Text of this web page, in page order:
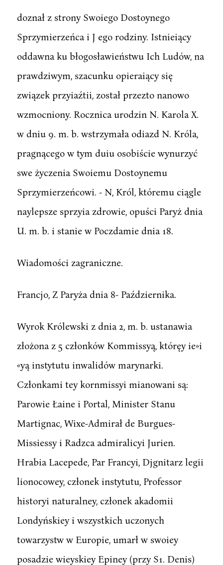
doznał z strony Swoiego Dostoynego
Sprzymierzeńca i J ego rodziny. Istnieiący
oddawna ku błogosławieństwu Ich Ludów, na
prawdziwym, szacunku opieraiący się
związek przyiaźtii, został przezto nanowo
wzmocniony. Rocznica urodzin N. Karola X.
w dniu 9. m. b. wstrzymała odiazd N. Króla,
pragnącego w tym duiu osobiście wynurzyć
swe życzenia Swoiemu Dostoynemu
Sprzymierzeńcowi. - N, Król, któremu ciągle
naylepsze sprzyia zdrowie, opuści Paryż dnia
U. m. b. i stanie w Poczdamie dnia 18.
Wiadomości zagraniczne.
Francjo, Z Paryża dnia 8- Października.
Wyrok Królewski z dnia 2, m. b. ustanawia
złożona z 5 członków Kommissyą, któręy ie»i
«yą instytutu inwalidów marynarki.
Członkami tey kornmissyi mianowani są:
Parowie Łaine i Portal, Minister Stanu
Martignac, Wixe-Admirał de Burgues-
Missiessy i Radzca admiralicyi Jurien.
Hrabia Lacepede, Par Francyi, Djgnitarz legii
lionocowey, członek instytutu, Professor
historyi naturalney, członek akadomii
Londyńskiey i wszystkich uczonych
towarzystw w Europie, umarł w swoiey
posadzie wieyskiey Epiney (przy S1. Denis)